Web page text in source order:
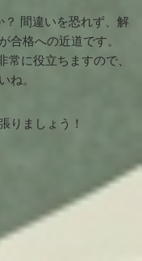
？ 間違いを恐れず、解
合格への近道です。
常に役立ちますので、
ね。
りましょう！